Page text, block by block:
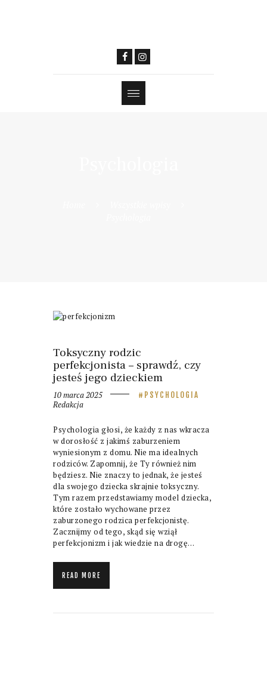
Toksyczny rodzic
perfekcjonista – sprawdź, czy
jesteś jego dzieckiem
10 marca 2025 PSYCHOLOGIA
Redakcja
Psychologia głosi, że każdy z nas wkracza
w dorosłość z jakimś zaburzeniem
wyniesionym z domu. Nie ma idealnych
rodziców. Zapomnij, że Ty również nim
będziesz. Nie znaczy to jednak, że jesteś
dla swojego dziecka skrajnie toksyczny.
Tym razem przedstawiamy model dziecka,
które zostało wychowane przez
zaburzonego rodzica perfekcjonistę.
Zacznijmy od tego, skąd się wziął
perfekcjonizm i jak wiedzie na drogę…
READ MORE